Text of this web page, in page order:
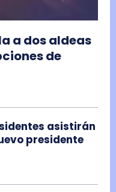
a dos aldeas
de
asistirán
presidente